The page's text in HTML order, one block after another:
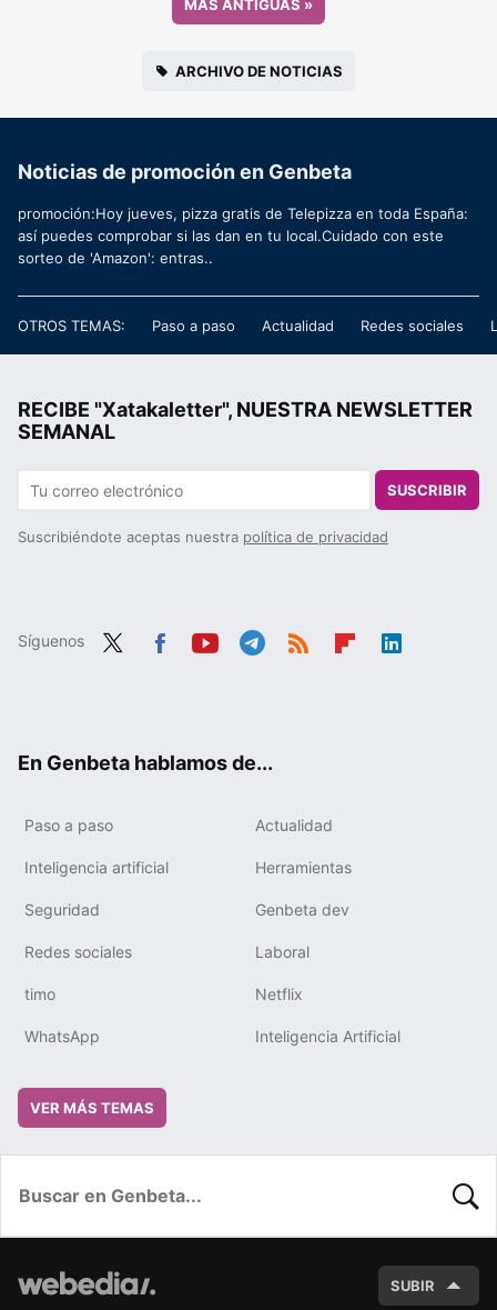
MÁS ANTIGUAS »
ARCHIVO DE NOTICIAS
Noticias de promoción en Genbeta
promoción:Hoy jueves, pizza gratis de Telepizza en toda España:
así puedes comprobar si las dan en tu local.Cuidado con este
sorteo de 'Amazon': entras..
OTROS TEMAS: Paso a paso Actualidad Redes sociales
RECIBE "Xatakaletter", NUESTRA NEWSLETTER
SEMANAL
SUSCRIBIR
Suscribiéndote aceptas nuestra política de privacidad
Síguenos
En Genbeta hablamos de...
Paso a paso Actualidad
Inteligencia artificial Herramientas
Seguridad Genbeta dev
Redes sociales Laboral
timo Netflix
WhatsApp Inteligencia Artificial
VER MÁS TEMAS
SUBIR